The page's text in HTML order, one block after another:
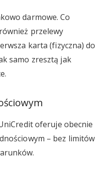
darmowe. Co
przelewy
karta (fizyczna) do
samo zresztą jak
oferuje obecnie
– bez limitów